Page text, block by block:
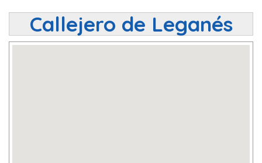
Callejero de Leganés